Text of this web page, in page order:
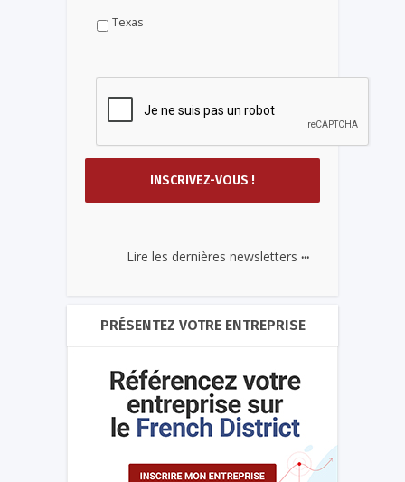
Texas
Lire les dernières newsletters ...
PRÉSENTEZ VOTRE ENTREPRISE